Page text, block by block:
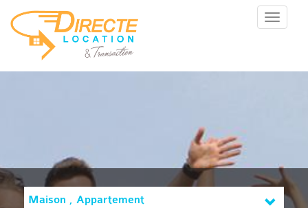
Menu
Maison , Appartement